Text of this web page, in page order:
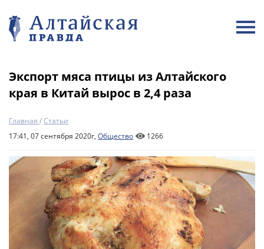
Экспорт мяса птицы из Алтайского
края в Китай вырос в 2,4 раза
Главная /Статьи
17:41, 07 сентября 2020г, Общество 1266